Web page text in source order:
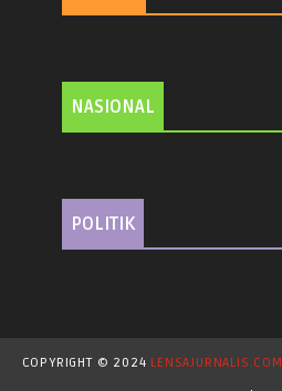
NASIONAL
POLITIK
COPYRIGHT © 2024 LENSAJURNALIS.COM